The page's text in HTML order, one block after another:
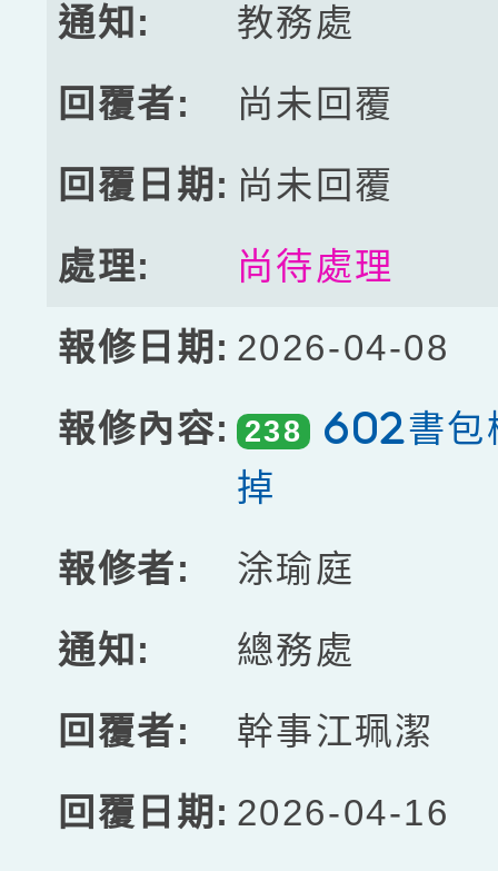
教務處
尚未回覆
尚未回覆
尚待處理
2026-04-08
238
602書包
掉
涂瑜庭
總務處
幹事江珮潔
2026-04-16